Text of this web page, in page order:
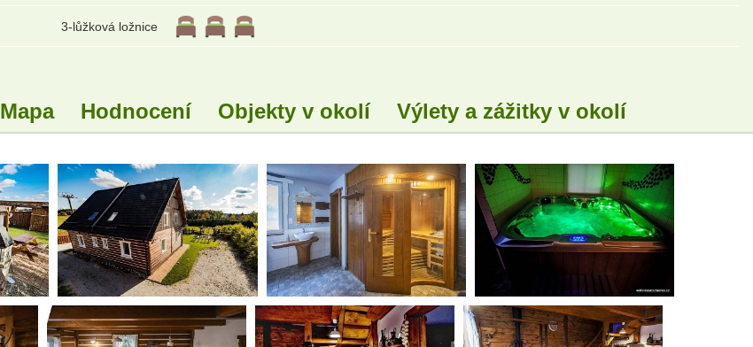
3-lůžková ložnice
Mapa Hodnocení Objekty v okolí Výlety a zážitky v okolí